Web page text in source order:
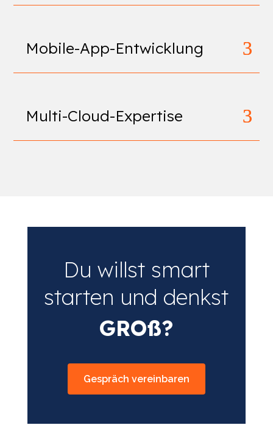
Mobile-App-Entwicklung
Multi-Cloud-Expertise
Du willst smart
starten und denkst
GROß?
Gespräch vereinbaren